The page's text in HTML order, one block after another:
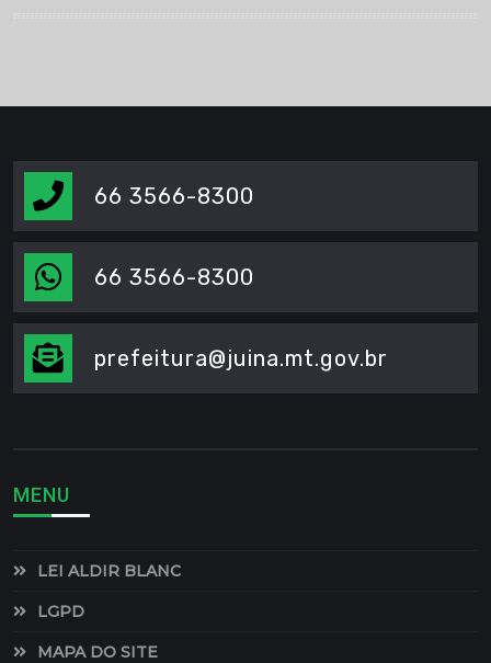
66 3566-8300
66 3566-8300
prefeitura@juina.mt.gov.br
MENU
LEI ALDIR BLANC
LGPD
MAPA DO SITE